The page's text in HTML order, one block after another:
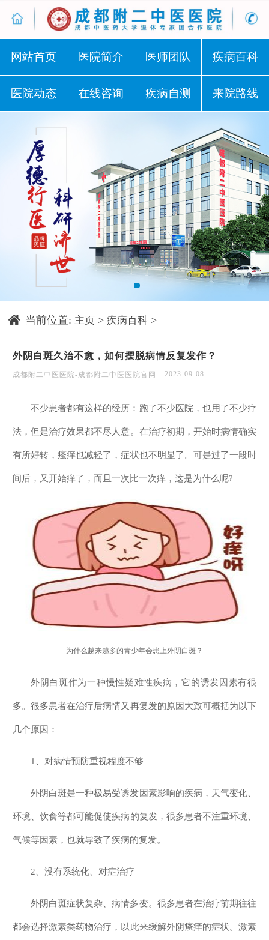
网站首页 医院简介 医师团队 疾病百科
医院动态 在线咨询 疾病自测 来院路线
1
当前位置: 主页 > 疾病百科 >
外阴白斑久治不愈，如何摆脱病情反复发作？
成都附二中医医院-成都附二中医医院官网 2023-09-08
不少患者都有这样的经历：跑了不少医院，也用了不少疗
法，但是治疗效果都不尽人意。在治疗初期，开始时病情确实
有所好转，瘙痒也减轻了，症状也不明显了。可是过了一段时
间后，又开始痒了，而且一次比一次痒，这是为什么呢?
为什么越来越多的青少年会患上外阴白斑？
外阴白斑作为一种慢性疑难性疾病，它的诱发因素有很
多。很多患者在治疗后病情又再复发的原因大致可概括为以下
几个原因：
1、对病情预防重视程度不够
外阴白斑是一种极易受诱发因素影响的疾病，天气变化、
环境、饮食等都可能促使疾病的复发，很多患者不注重环境、
气候等因素，也就导致了疾病的复发。
2、没有系统化、对症治疗
外阴白斑症状复杂、病情多变。很多患者在治疗前期往往
都会选择激素类药物治疗，以此来缓解外阴瘙痒的症状。激素